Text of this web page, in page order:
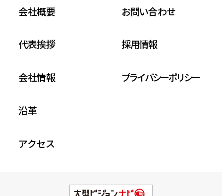
会社概要
代表挨拶
会社情報
沿革
アクセス
お問い合わせ
採用情報
プライバシーポリシー